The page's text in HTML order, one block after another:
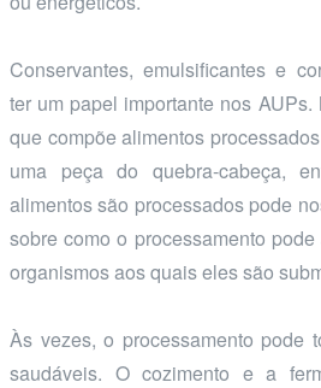
Conservantes, emulsificantes e
ter um papel importante nos AUPs.
que compõe alimentos
uma peça do quebra-cabeça,
alimentos são processados pode
sobre como o processamento pode
organismos aos quais eles são
Às vezes, o processamento pode
saudáveis. O cozimento e a